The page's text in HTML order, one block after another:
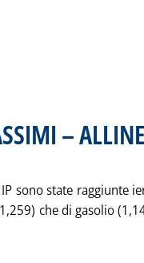
–
sono state raggiunte
che di gasolio